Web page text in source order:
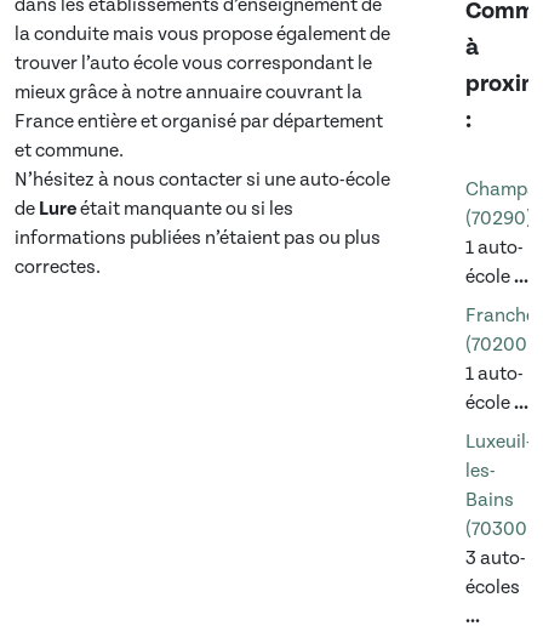
dans les établissements d’enseignement de
la conduite mais vous propose également de
trouver l’auto école vous correspondant le
mieux grâce à notre annuaire couvrant la
France entière et organisé par département
et commune.
N’hésitez à nous contacter si une auto-école
de Lureétait manquante ou si les
informations publiées n’étaient pas ou plus
correctes.
à
:
(70290)
1 auto-
école...
(70200)
1 auto-
école...
Luxeuil-
les-
Bains
(70300)
3 auto-
écoles
...